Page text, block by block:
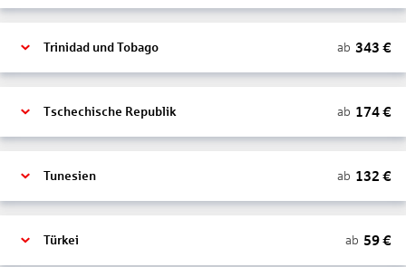
Trinidad und Tobago ab 343 €
Tschechische Republik ab 174€
Tunesien ab 132 €
Türkei ab 59€